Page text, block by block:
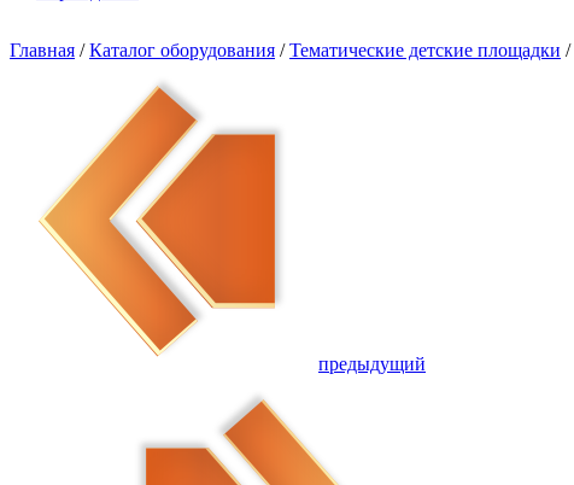
Главная /Каталог оборудования /Тематические детские площадки /
предыдущий